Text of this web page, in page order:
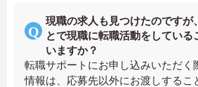
現職の求人も見つけたのですが
とで現職に転職活動をしている
いますか？
転職サポートにお申し込みいただく
情報は、応募先以外にお渡しするこ